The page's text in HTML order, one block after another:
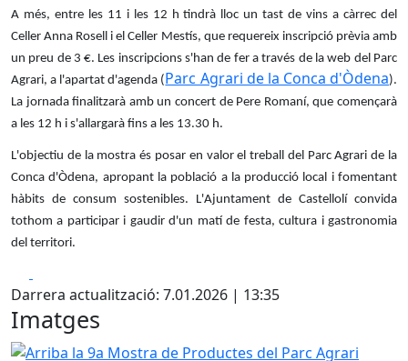
A més, entre les 11 i les 12 h tindrà lloc un tast de vins a càrrec del
Celler Anna Rosell i el Celler Mestís, que requereix inscripció prèvia amb
un preu de 3 €. Les inscripcions s'han de fer a través de la web del Parc
Agrari, a l'apartat d'agenda (Parc Agrari de la Conca d'Òdena).
La jornada finalitzarà amb un concert de Pere Romaní, que començarà
a les 12 h i s'allargarà fins a les 13.30 h.
L'objectiu de la mostra és posar en valor el treball del Parc Agrari de la
Conca d'Òdena, apropant la població a la producció local i fomentant
hàbits de consum sostenibles. L'Ajuntament de Castellolí convida
tothom a participar i gaudir d'un matí de festa, cultura i gastronomia
del territori.
Darrera actualització: 7.01.2026 | 13:35
Imatges
Arriba la 9a Mostra de Productes del Parc Agrari